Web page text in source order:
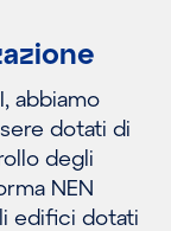
abbiamo
dotati di
degli
NEN
edifici dotati